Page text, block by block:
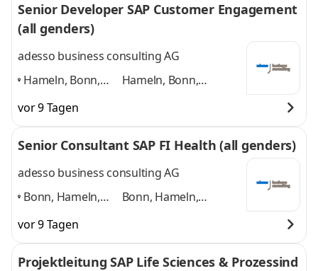
Senior Developer SAP Customer Engagement
(all genders)
adesso business consulting AG
Hameln, Bonn,
Paderborn,
Düsseldorf,
Hameln, Bonn,
und 4 weitere
vor 9 Tagen
Senior Consultant SAP FI Health (all genders)
adesso business consulting AG
Bonn, Hameln,
Paderborn,
Düsseldorf,
Bonn, Hameln,
und 4 weitere
vor 9 Tagen
Projektleitung SAP Life Sciences & Prozessind